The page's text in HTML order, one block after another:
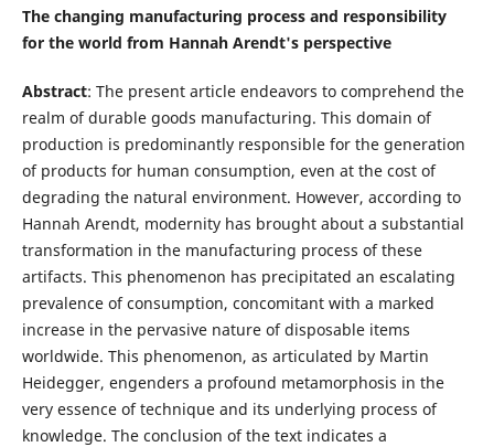
The changing manufacturing process and responsibility
for the world from Hannah Arendt's perspective
Abstract: The present article endeavors to comprehend the
realm of durable goods manufacturing. This domain of
production is predominantly responsible for the generation
of products for human consumption, even at the cost of
degrading the natural environment. However, according to
Hannah Arendt, modernity has brought about a substantial
transformation in the manufacturing process of these
artifacts. This phenomenon has precipitated an escalating
prevalence of consumption, concomitant with a marked
increase in the pervasive nature of disposable items
worldwide. This phenomenon, as articulated by Martin
Heidegger, engenders a profound metamorphosis in the
very essence of technique and its underlying process of
knowledge. The conclusion of the text indicates a